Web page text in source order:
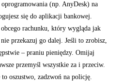
(np. AnyDesk) na
się do aplikacji bankowej.
rachunku, który wygląda jak
przekazuj go dalej. Jeśli to zrobisz,
– praniu pieniędzy. Omijaj
przemyśl wszystkie za i przeciw.
to oszustwo, zadzwoń na policję.